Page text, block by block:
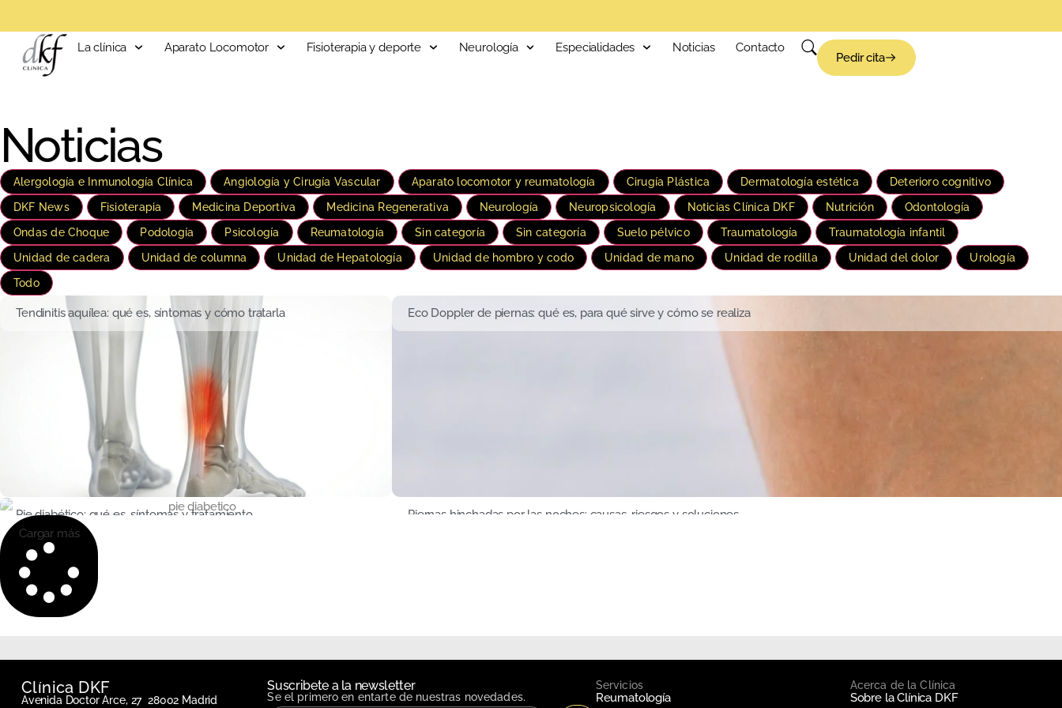
La clínica Aparato Locomotor Fisioterapia y deporte Neurología Especialidades Noticias Contacto
Pedir cita
Noticias
Alergología e Inmunología Clínica Angiología y Cirugía Vascular Aparato locomotor y reumatología Cirugía Plástica Dermatología estética
Deterioro cognitivo
DKF News
Fisioterapia Medicina Deportiva Medicina Regenerativa Neurología Neuropsicología Noticias Clínica DKF Nutrición
Odontología
Ondas de Choque
Podología Psicología Reumatología Sin categoría Sin categoría Suelo pélvico Traumatología
Traumatología infantil
Unidad de cadera
Unidad de columna Unidad de Hepatología Unidad de hombro y codo Unidad de mano Unidad de rodilla Unidad del dolor
Urología
Todo
Tendinitis aquílea: qué es, síntomas y cómo tratarla Eco Doppler de piernas: qué es, para qué sirve y cómo se realiza
Pie diabético: qué es, síntomas y tratamiento
Piernas hinchadas por las noches: causas, riesgos y soluciones
Cargar más
Clínica DKF
Avenida Doctor Arce, 27 28002 Madrid
Suscribete a la newsletter
Se el primero en entarte de nuestras novedades.
Servicios
Reumatología
Acerca de la Clínica
Sobre la Clínica DKF